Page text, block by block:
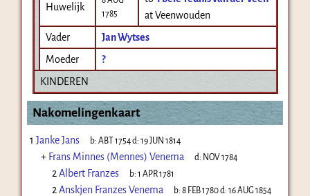
Huwelijk
1785
at Veenwouden
Vader
Jan Wytses
Moeder
?
KINDEREN
Nakomelingenkaart
1 Janke Jans b:ABT 1754d:19 JUN 1814
+ Frans Minnes (Mennes) Venema d: NOV 1784
2 Albert Franzes b:1 APR 1781
2 Anskjen Franzes Venema b:8 FEB 1780d:16 AUG 1854